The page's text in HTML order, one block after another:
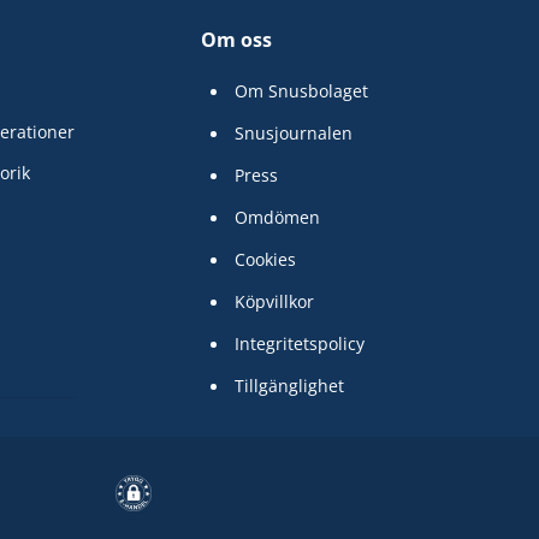
Om oss
Om Snusbolaget
Snusjournalen
Press
Omdömen
Cookies
Köpvillkor
Integritetspolicy
Tillgänglighet